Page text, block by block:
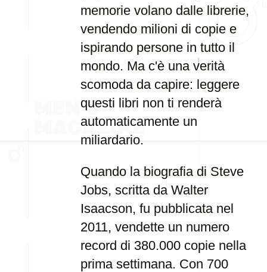
memorie volano dalle librerie,
vendendo milioni di copie e
ispirando persone in tutto il
mondo. Ma c'è una verità
scomoda da capire: leggere
questi libri non ti renderà
automaticamente un
miliardario.
Quando la biografia di Steve
Jobs, scritta da Walter
Isaacson, fu pubblicata nel
2011, vendette un numero
record di 380.000 copie nella
prima settimana. Con 700